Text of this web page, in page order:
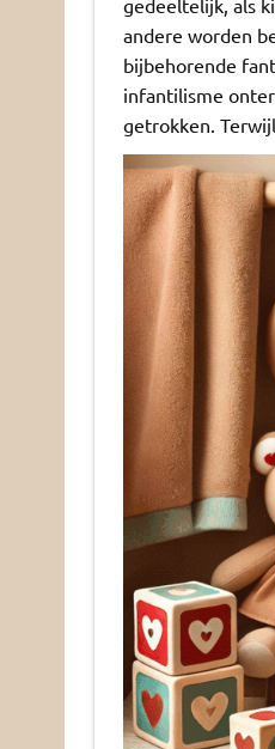
andere worden
bijbehorende
infantilisme
getrokken.